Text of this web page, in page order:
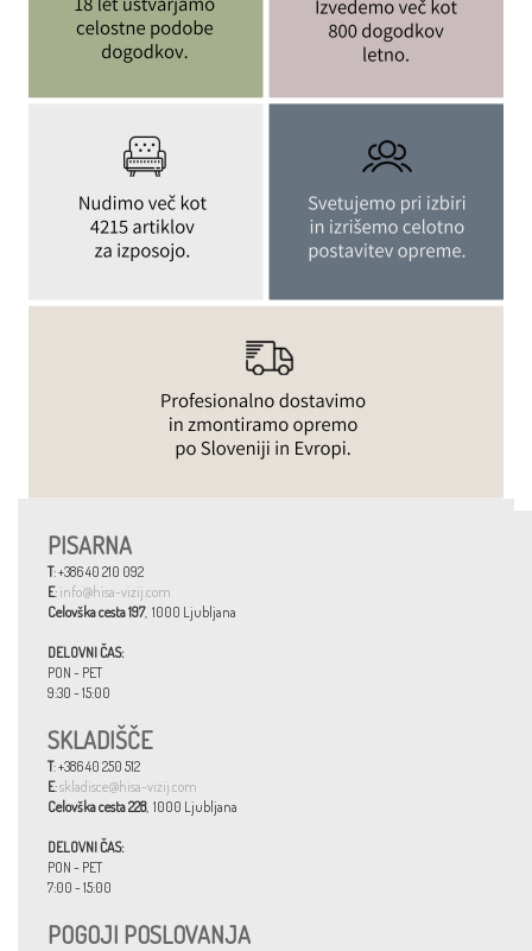
PISARNA
T: +386 40 210 092
E: info@hisa-vizij.com
Celovška cesta 197, 1000 Ljubljana
DELOVNI ČAS:
PON - PET
9:30 - 15:00
SKLADIŠČE
T: +386 40 250 512
E:skladisce@hisa-vizij.com
Celovška cesta 228, 1000 Ljubljana
DELOVNI ČAS:
PON - PET
7:00 - 15:00
POGOJI POSLOVANJA